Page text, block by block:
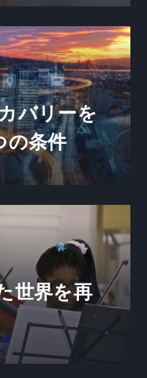
バリーを
の条件
世界を再